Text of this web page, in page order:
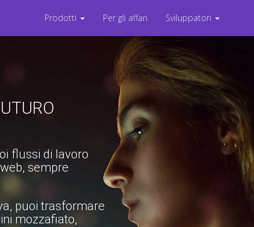
Prodotti Per gli affari Sviluppatori
flussi di lavoro
sempre
puoi trasformare
mozzafiato,